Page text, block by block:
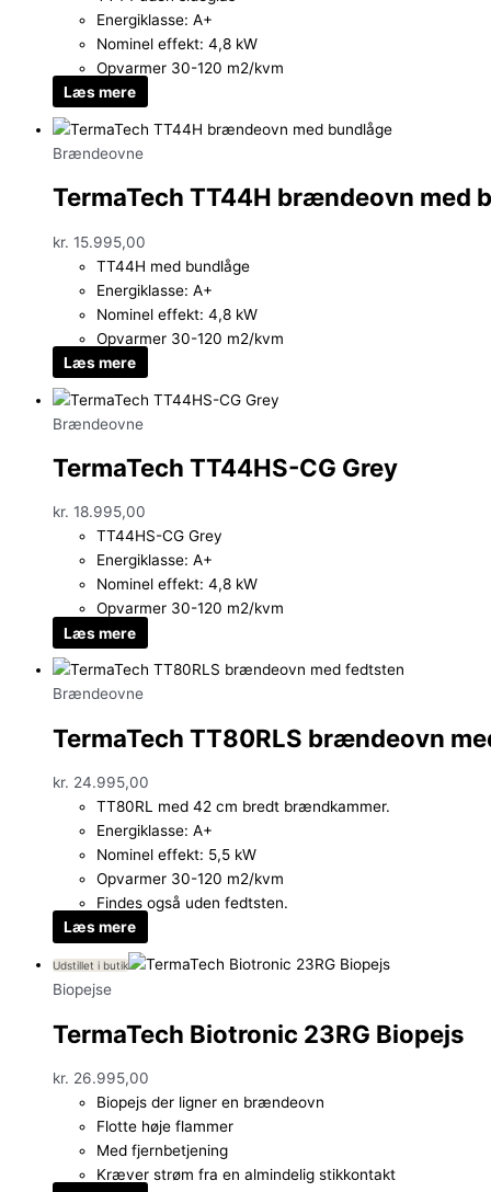
Energiklasse: A+
Nominel effekt: 4,8 kW
Opvarmer 30-120 m2/kvm
Læs mere
Brændeovne
TermaTech TT44H brændeovn med
kr. 15.995,00
TT44H med bundlåge
Energiklasse: A+
Nominel effekt: 4,8 kW
Opvarmer 30-120 m2/kvm
Læs mere
Brændeovne
TermaTech TT44HS-CG Grey
kr. 18.995,00
TT44HS-CG Grey
Energiklasse: A+
Nominel effekt: 4,8 kW
Opvarmer 30-120 m2/kvm
Læs mere
Brændeovne
TermaTech TT80RLS brændeovn
kr. 24.995,00
TT80RL med 42 cm bredt brændkammer.
Energiklasse: A+
Nominel effekt: 5,5 kW
Opvarmer 30-120 m2/kvm
Findes også uden fedtsten.
Læs mere
Udstillet i butik
Biopejse
TermaTech Biotronic 23RG Biopejs
kr. 26.995,00
Biopejs der ligner en brændeovn
Flotte høje flammer
Med fjernbetjening
Kræver strøm fra en almindelig stikkontakt